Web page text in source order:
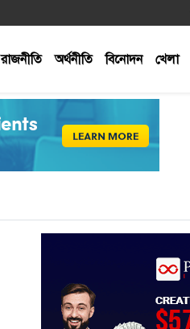
রাজনীতি অর্থনীতি বিনোদন খেলা